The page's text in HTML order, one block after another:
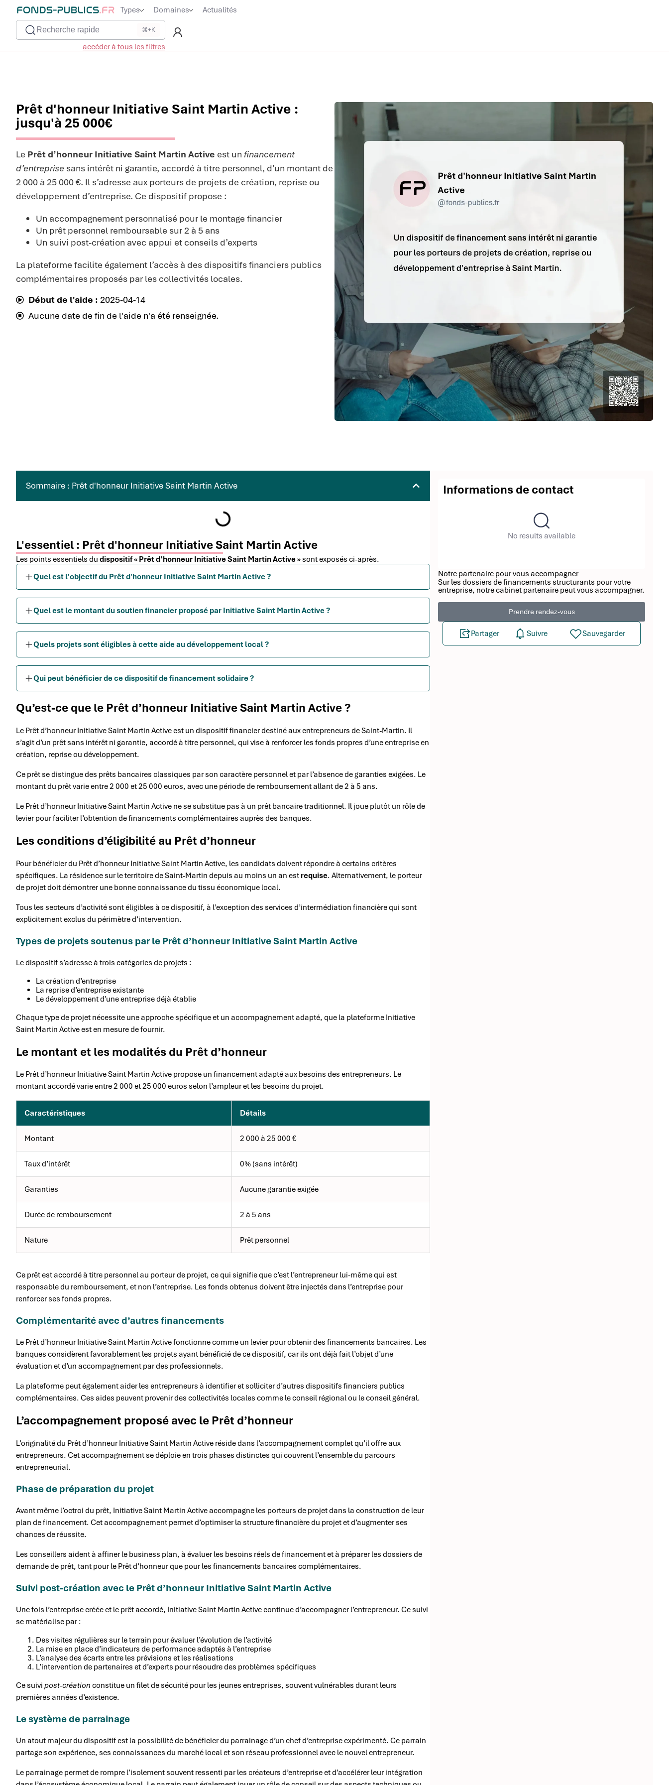
Types Domaines Actualités
Recherche rapide ⌘+K
accéder à tous les filtres
Prêt d'honneur Initiative Saint Martin Active :
jusqu'à 25 000€
Le Prêt d’honneur Initiative Saint Martin Active est un financement
d’entreprise sans intérêt ni garantie, accordé à titre personnel, d’un montant de
2 000 à 25 000 €. Il s’adresse aux porteurs de projets de création, reprise ou
développement d’entreprise. Ce dispositif propose :
Un accompagnement personnalisé pour le montage financier
Un prêt personnel remboursable sur 2 à 5 ans
Un suivi post-création avec appui et conseils d’experts
La plateforme facilite également l’accès à des dispositifs financiers publics
complémentaires proposés par les collectivités locales.
Début de l'aide : 2025-04-14
Aucune date de fin de l'aide n'a été renseignée.
Sommaire : Prêt d'honneur Initiative Saint Martin Active
L'essentiel : Prêt d'honneur Initiative Saint Martin Active
Les points essentiels du dispositif « Prêt d’honneur Initiative Saint Martin Active » sont exposés ci-après.
Quel est l'objectif du Prêt d'honneur Initiative Saint Martin Active ?
Quel est le montant du soutien financier proposé par Initiative Saint Martin Active ?
Quels projets sont éligibles à cette aide au développement local ?
Qui peut bénéficier de ce dispositif de financement solidaire ?
Qu’est-ce que le Prêt d’honneur Initiative Saint Martin Active ?
Le Prêt d’honneur Initiative Saint Martin Active est un dispositif financier destiné aux entrepreneurs de Saint-Martin. Il
s’agit d’un prêt sans intérêt ni garantie, accordé à titre personnel, qui vise à renforcer les fonds propres d’une entreprise en
création, reprise ou développement.
Ce prêt se distingue des prêts bancaires classiques par son caractère personnel et par l’absence de garanties exigées. Le
montant du prêt varie entre 2 000 et 25 000 euros, avec une période de remboursement allant de 2 à 5 ans.
Le Prêt d’honneur Initiative Saint Martin Active ne se substitue pas à un prêt bancaire traditionnel. Il joue plutôt un rôle de
levier pour faciliter l’obtention de financements complémentaires auprès des banques.
Les conditions d’éligibilité au Prêt d’honneur
Pour bénéficier du Prêt d’honneur Initiative Saint Martin Active, les candidats doivent répondre à certains critères
spécifiques. La résidence sur le territoire de Saint-Martin depuis au moins un an est requise. Alternativement, le porteur
de projet doit démontrer une bonne connaissance du tissu économique local.
Tous les secteurs d’activité sont éligibles à ce dispositif, à l’exception des services d’intermédiation financière qui sont
explicitement exclus du périmètre d’intervention.
Types de projets soutenus par le Prêt d’honneur Initiative Saint Martin Active
Le dispositif s’adresse à trois catégories de projets :
La création d’entreprise
La reprise d’entreprise existante
Le développement d’une entreprise déjà établie
Chaque type de projet nécessite une approche spécifique et un accompagnement adapté, que la plateforme Initiative
Saint Martin Active est en mesure de fournir.
Le montant et les modalités du Prêt d’honneur
Le Prêt d’honneur Initiative Saint Martin Active propose un financement adapté aux besoins des entrepreneurs. Le
montant accordé varie entre 2 000 et 25 000 euros selon l’ampleur et les besoins du projet.
Caractéristiques Détails
Montant 2 000 à 25 000 €
Taux d’intérêt 0% (sans intérêt)
Garanties Aucune garantie exigée
Durée de remboursement 2 à 5 ans
Nature Prêt personnel
Ce prêt est accordé à titre personnel au porteur de projet, ce qui signifie que c’est l’entrepreneur lui-même qui est
responsable du remboursement, et non l’entreprise. Les fonds obtenus doivent être injectés dans l’entreprise pour
renforcer ses fonds propres.
Complémentarité avec d’autres financements
Le Prêt d’honneur Initiative Saint Martin Active fonctionne comme un levier pour obtenir des financements bancaires. Les
banques considèrent favorablement les projets ayant bénéficié de ce dispositif, car ils ont déjà fait l’objet d’une
évaluation et d’un accompagnement par des professionnels.
La plateforme peut également aider les entrepreneurs à identifier et solliciter d’autres dispositifs financiers publics
complémentaires. Ces aides peuvent provenir des collectivités locales comme le conseil régional ou le conseil général.
L’accompagnement proposé avec le Prêt d’honneur
L’originalité du Prêt d’honneur Initiative Saint Martin Active réside dans l’accompagnement complet qu’il offre aux
entrepreneurs. Cet accompagnement se déploie en trois phases distinctes qui couvrent l’ensemble du parcours
entrepreneurial.
Phase de préparation du projet
Avant même l’octroi du prêt, Initiative Saint Martin Active accompagne les porteurs de projet dans la construction de leur
plan de financement. Cet accompagnement permet d’optimiser la structure financière du projet et d’augmenter ses
chances de réussite.
Les conseillers aident à affiner le business plan, à évaluer les besoins réels de financement et à préparer les dossiers de
demande de prêt, tant pour le Prêt d’honneur que pour les financements bancaires complémentaires.
Suivi post-création avec le Prêt d’honneur Initiative Saint Martin Active
Une fois l’entreprise créée et le prêt accordé, Initiative Saint Martin Active continue d’accompagner l’entrepreneur. Ce suivi
se matérialise par :
Des visites régulières sur le terrain pour évaluer l’évolution de l’activité
La mise en place d’indicateurs de performance adaptés à l’entreprise
L’analyse des écarts entre les prévisions et les réalisations
L’intervention de partenaires et d’experts pour résoudre des problèmes spécifiques
Ce suivi post-création constitue un filet de sécurité pour les jeunes entreprises, souvent vulnérables durant leurs
premières années d’existence.
Le système de parrainage
Un atout majeur du dispositif est la possibilité de bénéficier du parrainage d’un chef d’entreprise expérimenté. Ce parrain
partage son expérience, ses connaissances du marché local et son réseau professionnel avec le nouvel entrepreneur.
Le parrainage permet de rompre l’isolement souvent ressenti par les créateurs d’entreprise et d’accélérer leur intégration
Informations de contact
No results available
Notre partenaire pour vous accompagner
Sur les dossiers de financements structurants pour votre
entreprise, notre cabinet partenaire peut vous accompagner.
Prendre rendez-vous
Partager Suivre Sauvegarder